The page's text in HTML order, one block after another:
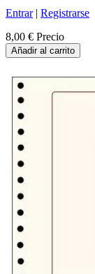
Entrar| Registrarse
8,00 € Precio
Añadir al carrito